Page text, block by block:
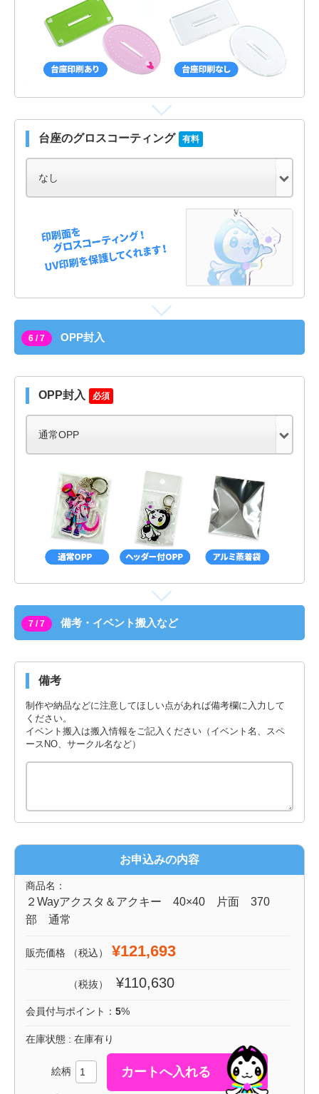
台座のグロスコーティング 有料
6 / 7 OPP封入
OPP封入 必須
7 / 7 備考・イベント搬入など
備考
制作や納品などに注意してほしい点があれば備考欄に入力して
ください。
イベント搬入は搬入情報をご記入ください（イベント名、スペ
ースNO、サークル名など）
お申込みの内容
商品名：
２Wayアクスタ＆アクキー 40×40 片面 370
部 通常
販売価格 （税込） ¥121,693
（税抜） ¥110,630
会員付与ポイント： 5%
在庫状態 : 在庫有り
絵柄